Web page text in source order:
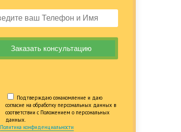
Подтверждаю ознакомление и даю
согласие на обработку персональных данных в
соответствии с Положением о персональных
данных.
Политика конфиденциальности